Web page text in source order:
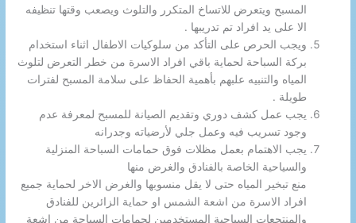
المسبح ويتعرض للاتساخ المتكرر والتلوث ويصعب وقتها تنظيفه
الا على يد افراد تم تدريبها .
ويجب الحرص على التأكد من سلوكيات الاطفال اثناء استخدام
بركة السباحة لحماية باقي افراد الاسرة من خطر التعرض لتلوث
المياه والتنبيه علبهم بأهمية الحفاظ على سلامة المسبح لفترات
طويلة .
يجب عمل كشف دوري وتقديم الصيانة للمسبح لمعرفة عدم
وجود تسريب فيه وعمل جلي لأرضياته وجدرانه
يجب الاهتمام بعمل مظلات فوق حمامات السباحة المنزلية
والسياحية الخاصة بالفنادق والغرض منها
منع تبخير المياه حتى لا يقل منسوبها والغرض الاخر لحماية جميع
افراد الاسرة من اشعة الشمس او حماية الزائرين للفنادق
والمنتجعات السياحية المستخدمين لحمامات السباحة من اشعة